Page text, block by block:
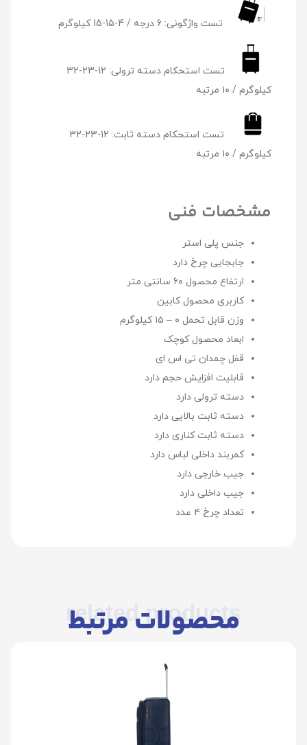
تست واژگونی: 6 درجه / 4-15-15 کیلوگرم
تست استحکام دسته ترولی: 12-23-32
کیلوگرم / ۱۰ مرتبه
تست استحکام دسته ثابت: 12-23-32
کیلوگرم / ۱۰ مرتبه
مشخصات فنی
جنس پلی استر
جابجایی چرخ دارد
ارتفاع محصول ۶۰ سانتی متر
کاربری محصولکابین
وزن قابل تحمل ۰ – ۱۵ کیلوگرم
ابعاد محصولکوچک
قفل چمدان تی اس ای
قابلیت افزایش حجم دارد
دسته ترولی دارد
دسته ثابت بالایی دارد
دسته ثابت کناری دارد
کمربند داخلی لباس دارد
جیب خارجی دارد
جیب داخلی دارد
تعداد چرخ ۴ عدد
related products
محصولات مرتبط